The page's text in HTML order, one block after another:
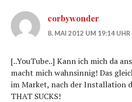
corbywonder
8. MAI 2012 UM 19:14 UHR
[..YouTube..] Kann ich mich da
macht mich wahnsinnig! Das
im Market, nach der Installation
THAT SUCKS!